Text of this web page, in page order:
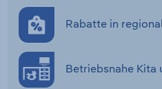
Rabatte in
Betriebsnahe Kita